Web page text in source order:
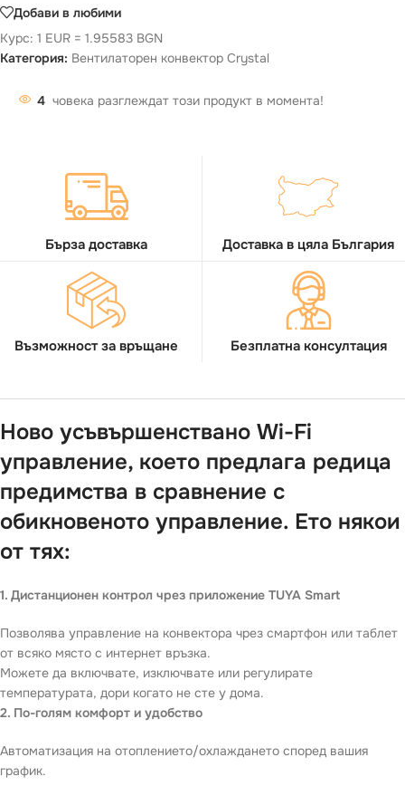
Добави в любими
Курс: 1 EUR = 1.95583 BGN
Категория: Вентилаторен конвектор Crystal
4 човека разглеждат този продукт в момента!
Бърза доставка Доставка в цяла България
Възможност за връщане Безплатна консултация
Ново усъвършенствано Wi-Fi
управление, което предлага редица
предимства в сравнение с
обикновеното управление. Ето някои
от тях:
1. Дистанционен контрол чрез приложение TUYA Smart
Позволява управление на конвектора чрез смартфон или таблет
от всяко място с интернет връзка.
Можете да включвате, изключвате или регулирате
температурата, дори когато не сте у дома.
2. По-голям комфорт и удобство
Автоматизация на отоплението/охлаждането според вашия
график.